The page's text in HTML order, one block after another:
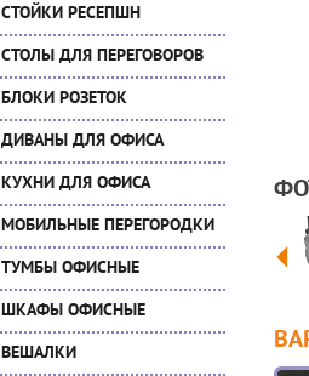
СТОЙКИ РЕСЕПШН
СТОЛЫ ДЛЯ ПЕРЕГОВОРОВ
БЛОКИ РОЗЕТОК
ДИВАНЫ ДЛЯ ОФИСА
КУХНИ ДЛЯ ОФИСА
МОБИЛЬНЫЕ ПЕРЕГОРОДКИ
ТУМБЫ ОФИСНЫЕ
ШКАФЫ ОФИСНЫЕ
ВЕШАЛКИ